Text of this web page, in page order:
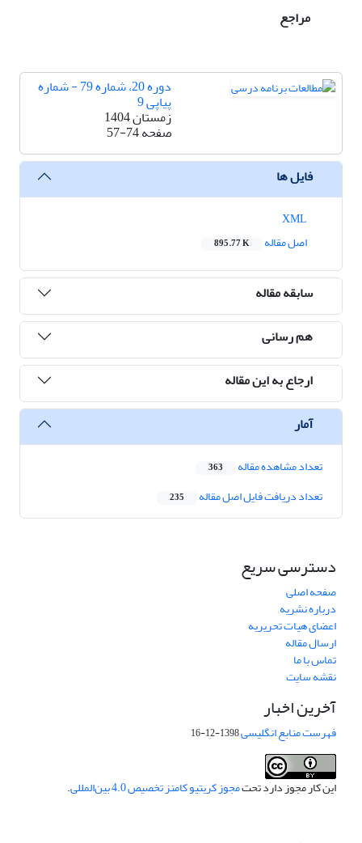
مراجع
دوره 20، شماره 79 - شماره
پیاپی 9
زمستان 1404
صفحه57-74
فایل ها
اصل مقاله
895.77 K
سابقه مقاله
هم رسانی
ارجاع به این مقاله
آمار
تعداد مشاهده مقاله 363
تعداد دریافت فایل اصل مقاله 235
دسترسی سریع
صفحه اصلی
درباره نشریه
اعضای هیات تحریریه
ارسال مقاله
تماس با ما
نقشه سایت
آخرین اخبار
فهرست منابع انگلیسی1398-12-16
این کار مجوز دارد تحتمجوز کریتیو کامنز تخصیص 4.0 بین‌المللی .